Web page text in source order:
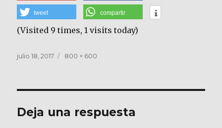
tweet compartir
(Visited 9 times, 1 visits today)
Publicado
julio 18, 2017
Tamaño
800 × 600
Deja una respuesta